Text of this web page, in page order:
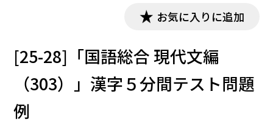
お気に入りに追加
[25-28]「国語総合 現代文編
（303）」漢字５分間テスト問題
例